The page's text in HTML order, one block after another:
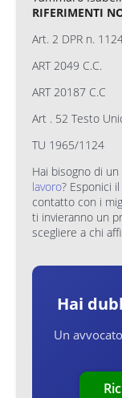
RIFERIMENTI
Art. 2 DPR n.
ART 2049 C.C.
ART 20187 C.C
Art . 52 Testo
TU 1965/1124
Hai bisogno di un
lavoro? Esponici
contatto con i
ti invieranno un
scegliere a chi
Hai
Un